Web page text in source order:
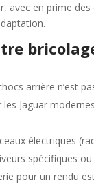
avec en prime
arrière n’est
Jaguar
électriques
spécifiques ou
pour un rendu